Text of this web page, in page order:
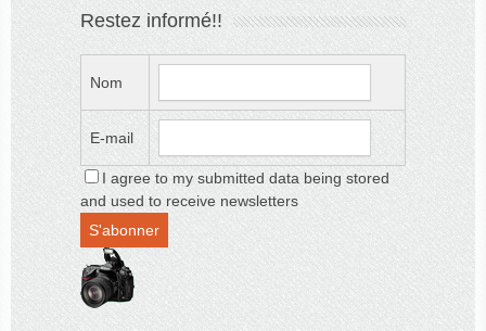
Restez informé!!
Nom
E-mail
I agree to my submitted data being stored
and used to receive newsletters